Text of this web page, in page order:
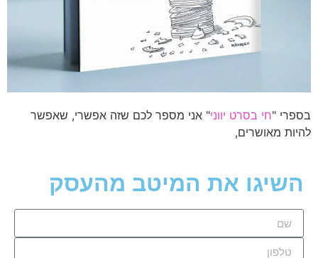
בספרי "חי בסרט יווני" אני מספר לכם שזה אפשרי, שאפשר
להיות מאושרים,
השיגו את המיטב מהעסק